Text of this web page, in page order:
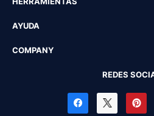
AYUDA
COMPANY
REDES